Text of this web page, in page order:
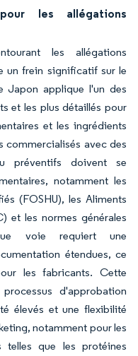
les allégations
les allégations
un frein significatif sur le
Japon applique l'un des
et les plus détaillés pour
et les ingrédients
commercialisés avec des
préventifs doivent se
notamment les
(FOSHU), les Aliments
et les normes générales
voie requiert une
étendues, ce
les fabricants. Cette
d'approbation
élevés et une flexibilité
notamment pour les
telles que les protéines